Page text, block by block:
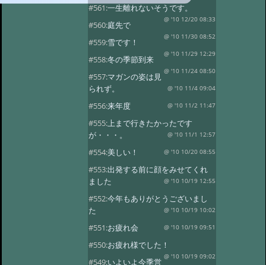
#561:一生離れないそうです。
@ '10 12/20 08:33
#560:庭先で
@ '10 11/30 08:52
#559:雪です！
@ '10 11/29 12:29
#558:冬の季節到来
@ '10 11/24 08:50
#557:マガンの姿は見
られず。
@ '10 11/4 09:04
#556:来年度 @ '10 11/2 11:47
#555:上まで行きたかったです
が・・・。
@ '10 11/1 12:57
#554:美しい！ @ '10 10/20 08:55
#553:出発する前に顔をみせてくれ
ました
@ '10 10/19 12:55
#552:今年もありがとうございまし
た
@ '10 10/19 10:02
#551:お疲れ会 @ '10 10/19 09:51
#550:お疲れ様でした！
@ '10 10/19 09:02
#549:いよいよ今季営